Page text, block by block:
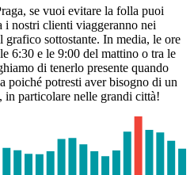
se vuoi evitare la folla puoi
i nostri clienti viaggeranno nei
sottostante. In media, le ore
6:30 e le 9:00 del mattino o tra le
di tenerlo presente quando
poiché potresti aver bisogno di un
particolare nelle grandi città!